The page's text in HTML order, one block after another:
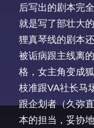
后写出的剧本完
就是写了部壮大
狸真琴线的剧本
被诟病跟主线离
格，女主角变成
枝准跟VA社长马
跟企划者（久弥
本的担当，妥协